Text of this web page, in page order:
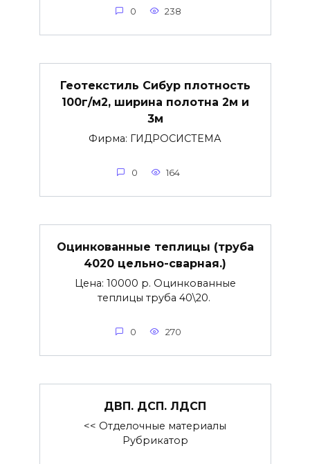
0 238
Геотекстиль Сибур плотность
100г/м2, ширина полотна 2м и
3м
Фирма: ГИДРОСИСТЕМА
0 164
Оцинкованные теплицы (труба
4020 цельно-сварная.)
Цена: 10000 р. Оцинкованные
теплицы труба 40\20.
0 270
ДВП. ДСП. ЛДСП
<< Отделочные материалы
Рубрикатор